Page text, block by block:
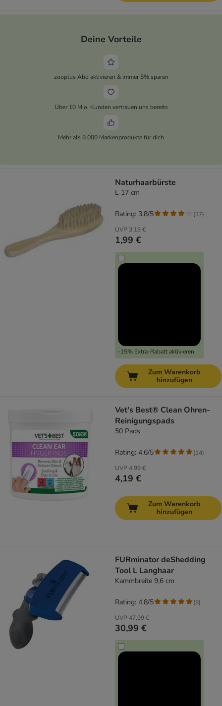
Deine Vorteile
zooplus Abo aktivieren & immer 5% sparen
Über 10 Mio. Kunden vertrauen uns bereits
Mehr als 8.000 Markenprodukte für dich
Naturhaarbürste
L 17 cm
UVP 3,19 €
1,99 €
-15% Extra-Rabatt aktivieren
Rating: 3.8/5 (37)
Zum Warenkorb
hinzufügen
Vet's Best® Clean Ohren-
Reinigungspads
50 Pads
UVP 4,99 €
4,19 €
Rating: 4.6/5 (14)
Zum Warenkorb
hinzufügen
FURminator deShedding
Tool L Langhaar
Kammbreite 9,6 cm
UVP 47,99 €
30,99 €
Rating: 4.8/5 (8)